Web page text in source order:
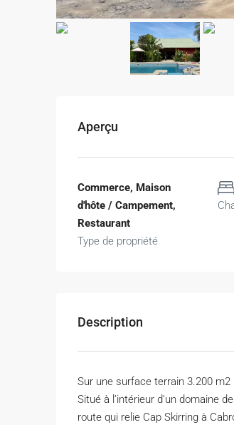
Aperçu
Commerce, Maison
d'hôte / Campement,
Restaurant
Type de propriété
Description
Sur une surface terrain 3.200
Situé à l’intérieur d’un domaine
route qui relie Cap Skirring à